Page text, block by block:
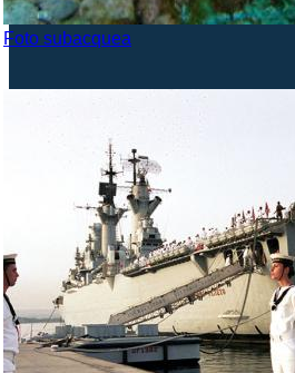
Foto subacquea